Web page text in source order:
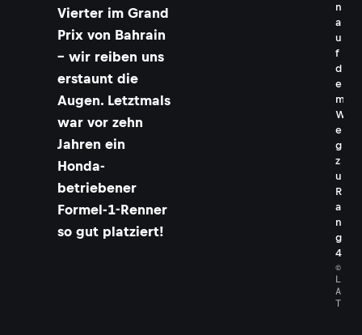
Vierter im Grand
Prix von Bahrain
– wir reiben uns
erstaunt die
Augen. Letztmals
war vor zehn
Jahren ein
Honda-
betriebener
Formel-1-Renner
so gut platziert!
n
a
u
f
d
e
m
W
e
g
z
u
R
a
n
g
4
©
L
A
T